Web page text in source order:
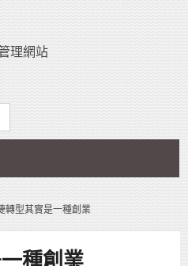
理網站
轉型其實是一種創業
種創業